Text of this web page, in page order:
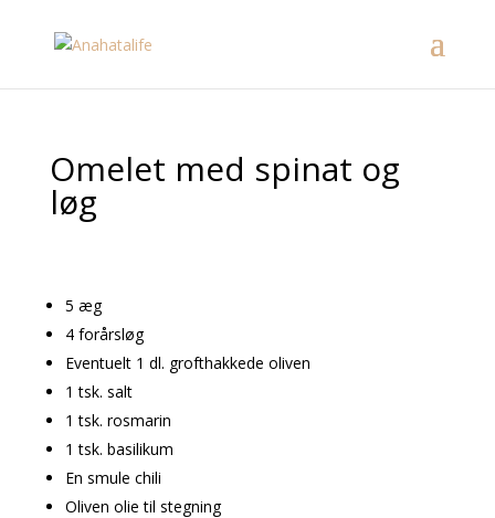
Omelet med spinat og
løg
5 æg
4 forårsløg
Eventuelt 1 dl. grofthakkede oliven
1 tsk. salt
1 tsk. rosmarin
1 tsk. basilikum
En smule chili
Oliven olie til stegning